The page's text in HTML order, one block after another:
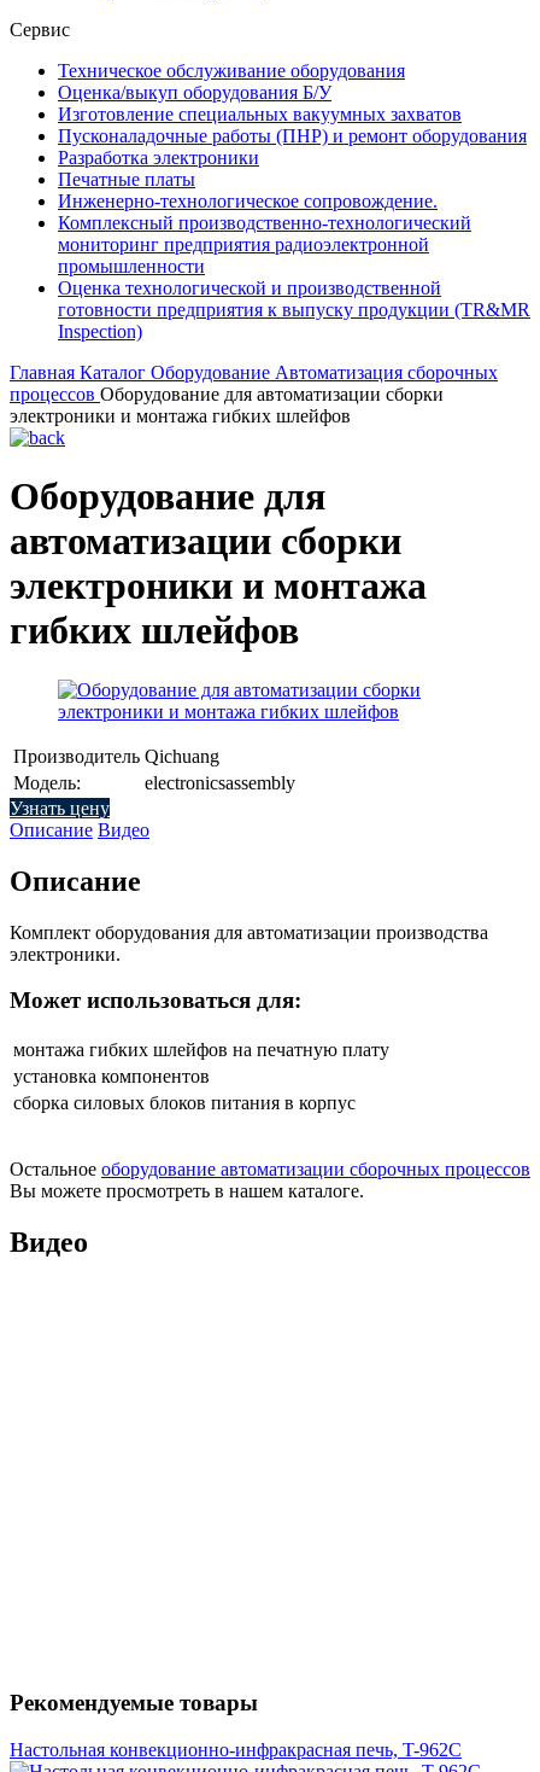
Сервис
Техническое обслуживание оборудования
Оценка/выкуп оборудования Б/У
Изготовление специальных вакуумных захватов
Пусконаладочные работы (ПНР) и ремонт оборудования
Разработка электроники
Печатные платы
Инженерно-технологическое сопровождение.
Комплексный производственно-технологический
мониторинг предприятия радиоэлектронной
промышленности
Оценка технологической и производственной
готовности предприятия к выпуску продукции (TR&MR
Inspection)
Главная Каталог Оборудование Автоматизация сборочных
процессов Оборудование для автоматизации сборки
электроники и монтажа гибких шлейфов
Оборудование для
автоматизации сборки
электроники и монтажа
гибких шлейфов
Производитель Qichuang
Модель:
electronicsassembly
Узнать цену
Описание Видео
Описание
Комплект оборудования для автоматизации производства
электроники.
Может использоваться для:
монтажа гибких шлейфов на печатную плату
установка компонентов
сборка силовых блоков питания в корпус
Остальное оборудование автоматизации сборочных процессов
Вы можете просмотреть в нашем каталоге.
Видео
Рекомендуемые товары
Настольная конвекционно-инфракрасная печь, T-962С